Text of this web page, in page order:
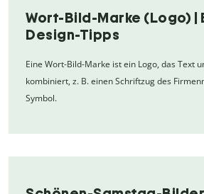
Wort-Bild-Marke (Logo) |
Design-Tipps
Eine Wort-Bild-Marke ist ein Logo, das Text
kombiniert, z. B. einen Schriftzug des
Symbol.